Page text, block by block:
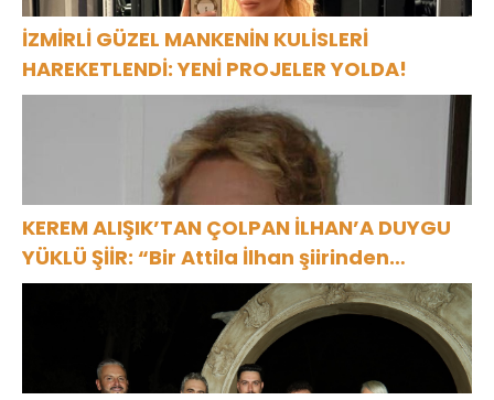
İZMİRLİ GÜZEL MANKENİN KULİSLERİ
HAREKETLENDİ: YENİ PROJELER YOLDA!
KEREM ALIŞIK’TAN ÇOLPAN İLHAN’A DUYGU
YÜKLÜ ŞİİR: “Bir Attila İlhan şiirinden
çıkmıştı sanki”